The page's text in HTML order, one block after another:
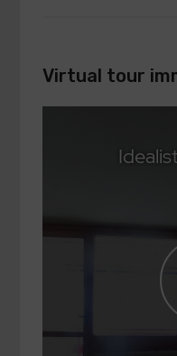
Virtual tour